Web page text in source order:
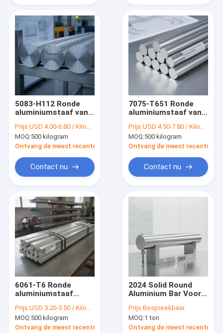
Producten
Video's
Over ons
Fabriekstocht
Neem contact met ons op
5083-H112 Ronde
aluminiumstaaf van
met hoge
corrosiebestendigheid
in zeewater, hoog
en H112 temperatuur
voor scheepsbouw
Prijs:USD 4.00-6.80 / Kilogram
MOQ:500 kilogram
Ontvang de meest recente Prijs
Contact nu
7075-T651 Ronde
aluminiumstaaf van
luchtvaart- en
ruimtevaartindustrie
voor structurele
luchtvaartuigen
Prijs:USD 4.50-7.80 / Kilogram
MOQ:500 kilogram
Ontvang de meest recente
Contact nu
6061-T6 Ronde
aluminiumstaaf
siliciumlegering voor
structurele
lastoepassingen
Prijs:USD 3.20-5.50 / Kilogram
MOQ:500 kilogram
Ontvang de meest recente Prijs
2024 Solid Round
Aluminium Bar Voor
Machining Hoog
vermoeidheidsbestand
Precision Machining
Prijs:Bespreekbaar
MOQ:1 ton
Ontvang de meest recente